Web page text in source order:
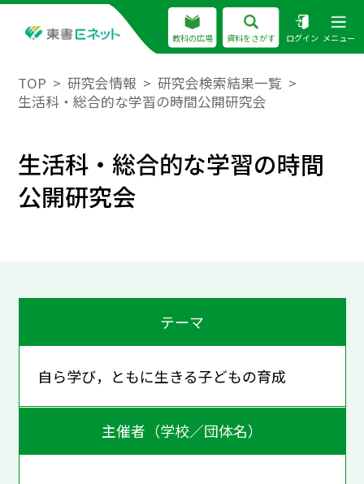
教科の広場 資料をさがす ログイン メニュー
TOP 研究会情報
研究会検索結果一覧
生活科・総合的な学習の時間公開研究会
生活科・総合的な学習の時間
公開研究会
テーマ
自ら学び，ともに生きる子どもの育成
主催者（学校／団体名）